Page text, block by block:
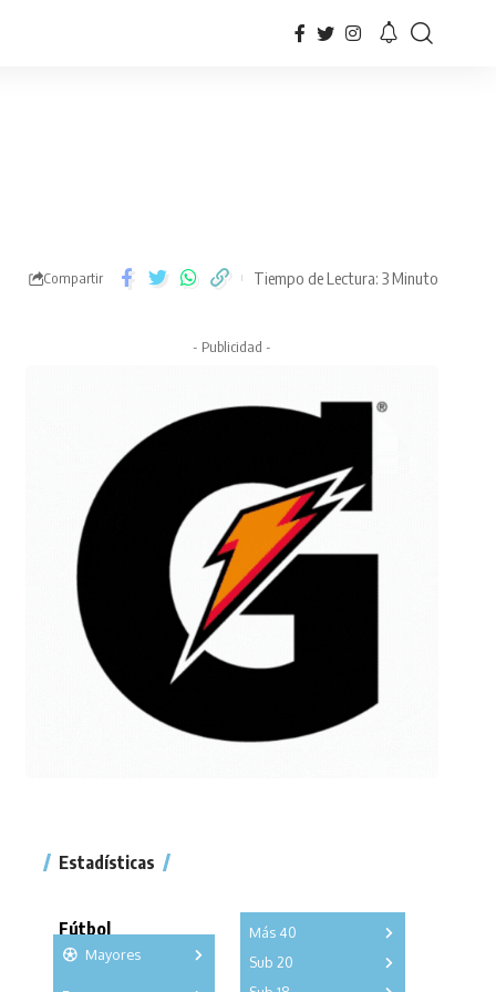
Compartir Tiempo de Lectura: 3 Minuto
- Publicidad -
Estadísticas
Fútbol
Mayores
Más 40
Sub 20